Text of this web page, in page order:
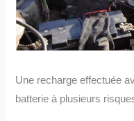
Une recharge effectuée
batterie à plusieurs